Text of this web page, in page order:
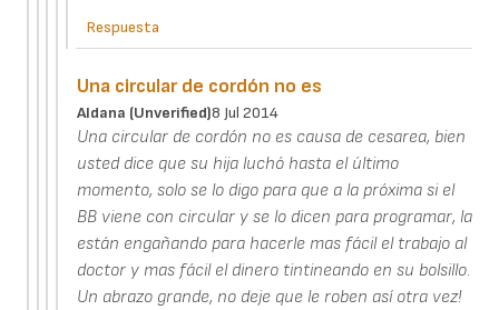
Respuesta
Una circular de cordón no es
Aldana (unverified)8 Jul 2014
Una circular de cordón no es causa de cesarea, bien
usted dice que su hija luchó hasta el último
momento, solo se lo digo para que a la próxima si el
BB viene con circular y se lo dicen para programar, la
están engañando para hacerle mas fácil el trabajo al
doctor y mas fácil el dinero tintineando en su bolsillo.
Un abrazo grande, no deje que le roben así otra vez!